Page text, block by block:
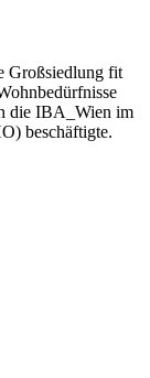
Großsiedlung fit
die IBA_Wien im
beschäftigte.